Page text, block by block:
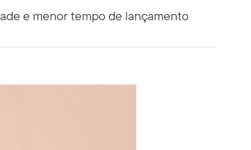
e menor tempo de lançamento